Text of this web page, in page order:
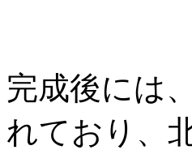
完成後には
れており、